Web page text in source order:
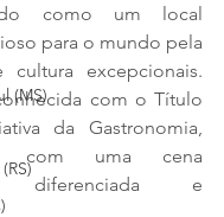
(MS)
como um local
para o mundo pela
cultura excepcionais.
com o Título
da Gastronomia,
com uma cena
diferenciada e